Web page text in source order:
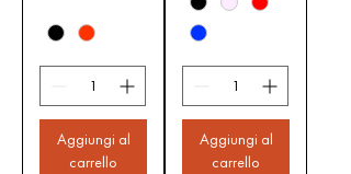
Aggiungi al
carrello
Aggiungi al
carrello